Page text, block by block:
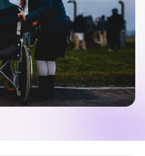
niveau te tillen? Ontdek meer